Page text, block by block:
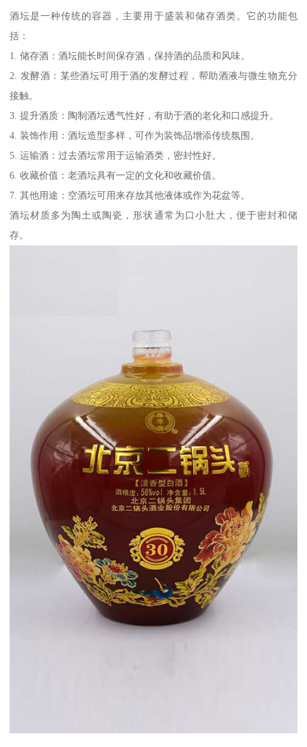
酒坛是一种传统的容器，主要用于盛装和储存酒类。它的功能包
括：
1. 储存酒：酒坛能长时间保存酒，保持酒的品质和风味。
2. 发酵酒：某些酒坛可用于酒的发酵过程，帮助酒液与微生物充分
接触。
3. 提升酒质：陶制酒坛透气性好，有助于酒的老化和口感提升。
4. 装饰作用：酒坛造型多样，可作为装饰品增添传统氛围。
5. 运输酒：过去酒坛常用于运输酒类，密封性好。
6. 收藏价值：老酒坛具有一定的文化和收藏价值。
7. 其他用途：空酒坛可用来存放其他液体或作为花盆等。
酒坛材质多为陶土或陶瓷，形状通常为口小肚大，便于密封和储
存。